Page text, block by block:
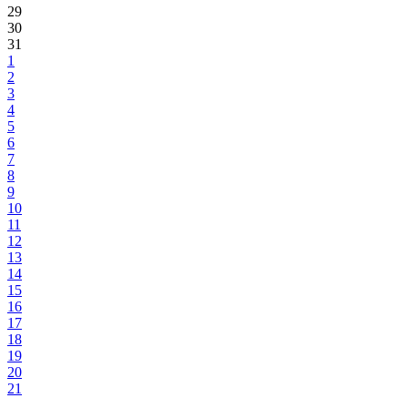
29
30
31
1
2
3
4
5
6
7
8
9
10
11
12
13
14
15
16
17
18
19
20
21